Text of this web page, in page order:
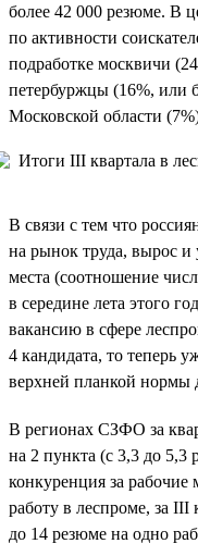
более 42 000 резюме. В
по активности
подработке москвичи
петербуржцы (16%, или
Московской области
В связи с тем что
на рынок труда, вырос и
места (соотношение
в середине лета этого
вакансию в сфере
4 кандидата, то теперь
верхней планкой нормы
В регионах СЗФО за
на 2 пункта (с 3,3 до 5,3
конкуренция за
работу в леспроме, за
до 14 резюме на одно